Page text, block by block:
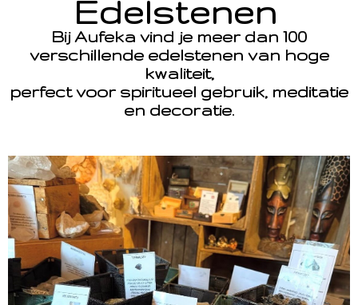
Edelstenen
Bij Aufeka vind je meer dan 100
verschillende edelstenen van hoge
kwaliteit,
perfect voor spiritueel gebruik, meditatie
en decoratie.